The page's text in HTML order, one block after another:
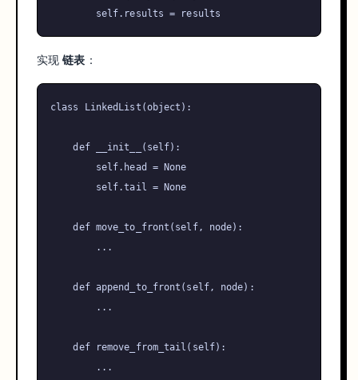
self
实现链表 ：
class LinkedList (object ):
def __init__ ( self):
self.head = None
self.tail = None
def move_to_front ( self, node):
        ...
def append_to_front ( self, node):
        ...
def remove_from_tail ( self):